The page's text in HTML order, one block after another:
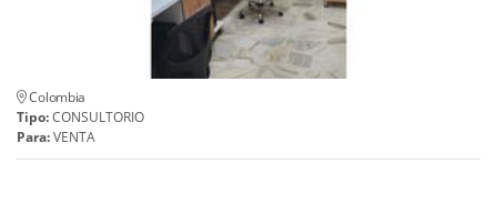
Colombia
Tipo:CONSULTORIO
Para:VENTA